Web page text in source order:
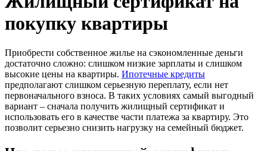
покупку квартиры
Приобрести собственное жилье на сэкономленные деньги
достаточно сложно: слишком низкие зарплаты и слишком
высокие цены на квартиры. Ипотечные кредиты
предполагают слишком серьезную переплату, если нет
первоначального взноса. В таких условиях самый выгодный
вариант – сначала получить жилищный сертификат и
использовать его в качестве части платежа за квартиру. Это
позволит серьезно снизить нагрузку на семейный бюджет.